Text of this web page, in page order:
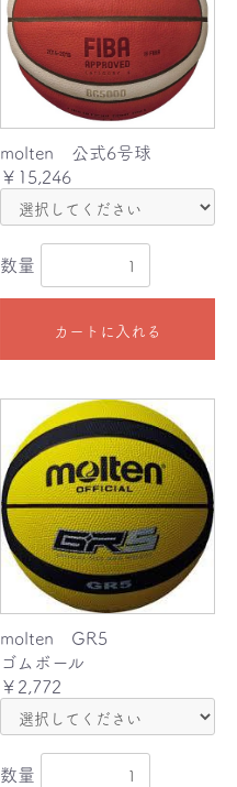
molten 公式6号球
￥15,246
数量
カートに入れる
molten GR5
ゴムボール
￥2,772
数量